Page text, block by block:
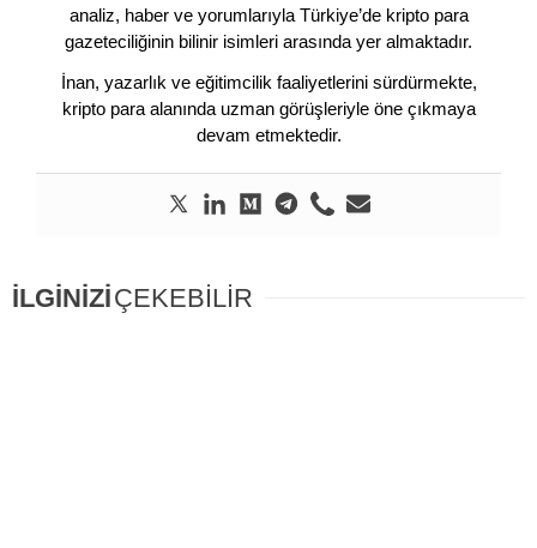
analiz, haber ve yorumlarıyla Türkiye’de kripto para
gazeteciliğinin bilinir isimleri arasında yer almaktadır.
İnan, yazarlık ve eğitimcilik faaliyetlerini sürdürmekte,
kripto para alanında uzman görüşleriyle öne çıkmaya
devam etmektedir.
İLGİNİZİÇEKEBİLİR